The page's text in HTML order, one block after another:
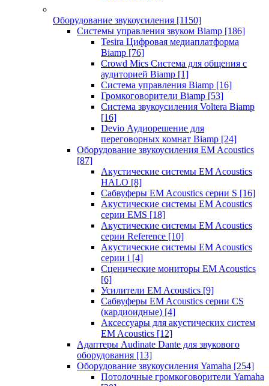
Оборудование звукоусиления [1150]
Системы управления звуком Biamp [186]
Tesira Цифровая медиаплатформа
Biamp [76]
Crowd Mics Система для общения с
аудиторией Biamp [1]
Система управления Biamp [16]
Громкоговорители Biamp [53]
Система звукоусиления Voltera Biamp
[16]
Devio Аудиорешение для
переговорных комнат Biamp [24]
Оборудование звукоусиления EM Acoustics
[87]
Акустические системы EM Acoustics
HALO [8]
Сабвуферы EM Acoustics серии S [16]
Акустические системы EM Acoustics
серии EMS [18]
Акустические системы EM Acoustics
серии Reference [10]
Акустические системы EM Acoustics
серии i [4]
Сценические мониторы EM Acoustics
[6]
Усилители EM Acoustics [9]
Сабвуферы EM Acoustics серии CS
(кардиоидные) [4]
Аксессуары для акустических систем
EM Acoustics [12]
Адаптеры Audinate Dante для звукового
оборудования [13]
Оборудование звукоусиления Yamaha [254]
Потолочные громкоговорители Yamaha